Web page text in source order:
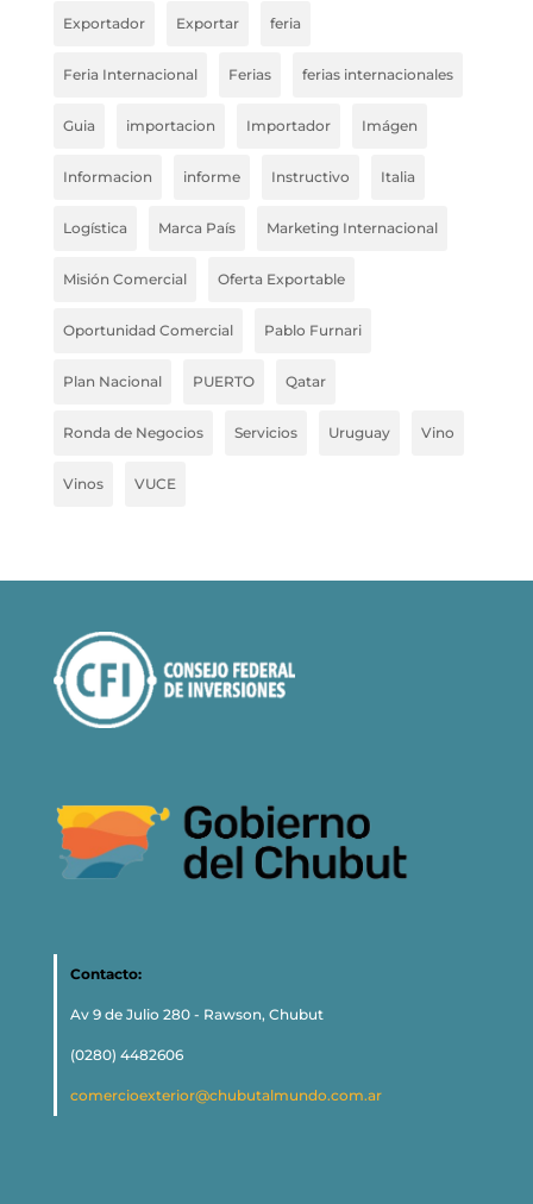
Exportador Exportar feria
Feria Internacional Ferias ferias internacionales
Guia importacion Importador Imágen
Informacion informe Instructivo Italia
Logística Marca País Marketing Internacional
Misión Comercial Oferta Exportable
Oportunidad Comercial Pablo Furnari
Plan Nacional PUERTO Qatar
Ronda de Negocios Servicios Uruguay Vino
Vinos VUCE
Contacto:
Av 9 de Julio 280 - Rawson, Chubut
(0280) 4482606
comercioexterior@chubutalmundo.com.ar